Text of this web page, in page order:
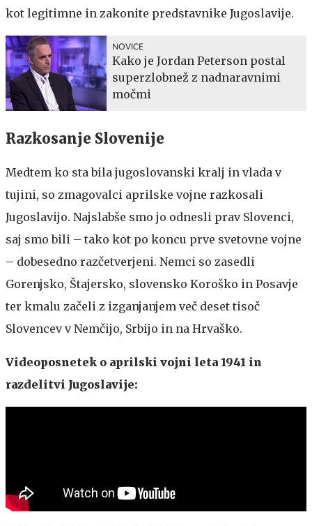
kot legitimne in zakonite predstavnike Jugoslavije.
NOVICE
Kako je Jordan Peterson postal
superzlobnež z nadnaravnimi
močmi
Razkosanje Slovenije
Medtem ko sta bila jugoslovanski kralj in vlada v
tujini, so zmagovalci aprilske vojne razkosali
Jugoslavijo. Najslabše smo jo odnesli prav Slovenci,
saj smo bili – tako kot po koncu prve svetovne vojne
– dobesedno razčetverjeni. Nemci so zasedli
Gorenjsko, Štajersko, slovensko Koroško in Posavje
ter kmalu začeli z izganjanjem več deset tisoč
Slovencev v Nemčijo, Srbijo in na Hrvaško.
Videoposnetek o aprilski vojni leta 1941 in
razdelitvi Jugoslavije: